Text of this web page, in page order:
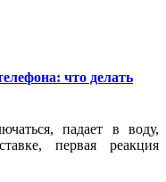
что делать
падает в воду,
первая реакция